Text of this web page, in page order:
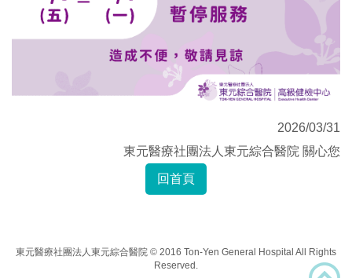
2026/03/31
東元醫療社團法人東元綜合醫院 關心您
回首頁
東元醫療社團法人東元綜合醫院 © 2016 Ton-Yen General Hospital All Rights
Reserved.